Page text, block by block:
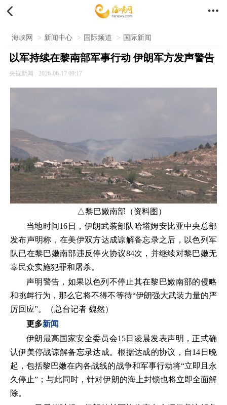
 
海峡网 > 新闻中心 > 国际频道 > 国际新闻
以军持续在黎南部军事行动 伊朗军方发声警告
央视新闻 2026-06-17 09:17
△黎巴嫩南部（资料图）
当地时间16日，伊朗武装部队哈塔姆安比亚中央总部
发布声明称，在美伊双方达成谅解备忘录之后，以色列军
队已在黎巴嫩南部违反停火协议84次，并继续对黎巴嫩无
辜民众实施犯罪和屠杀。
声明警告，如果以色列不停止其在黎巴嫩南部的侵略
和挑衅行为，那么它将不得不等待“伊朗强大武装力量的严
厉回应”。（总台记者 魏然）
更多新闻
伊朗最高国家安全委员会15日凌晨发表声明，正式确
认伊美停战谅解备忘录达成。根据达成的协议，自14日晚
起，包括黎巴嫩在内各战线的战争和军事行动将“立即且永
久停止”；与此同时，针对伊朗的海上封锁也将立即全面解
除。